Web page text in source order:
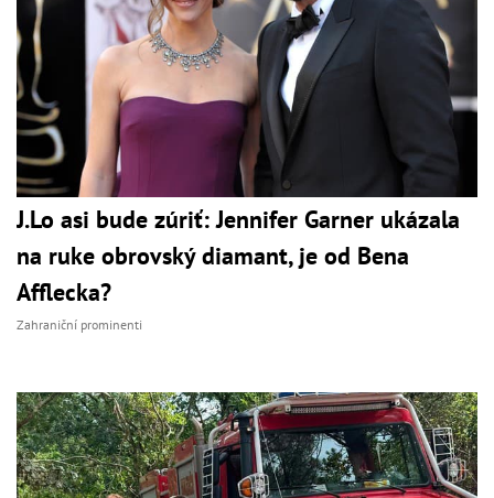
J.Lo asi bude zúriť: Jennifer Garner ukázala
na ruke obrovský diamant, je od Bena
Afflecka?
Zahraniční prominenti